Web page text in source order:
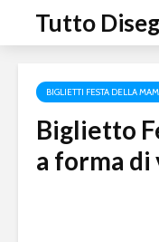
Tutto
BIGLIETTI FESTA DELLA
Biglietto
a forma di